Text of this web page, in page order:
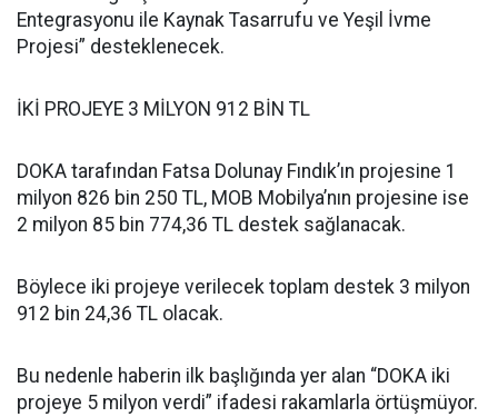
Entegrasyonu ile Kaynak Tasarrufu ve Yeşil İvme
Projesi” desteklenecek.
İKİ PROJEYE 3 MİLYON 912 BİN TL
DOKA tarafından Fatsa Dolunay Fındık’ın projesine 1
milyon 826 bin 250 TL, MOB Mobilya’nın projesine ise
2 milyon 85 bin 774,36 TL destek sağlanacak.
Böylece iki projeye verilecek toplam destek 3 milyon
912 bin 24,36 TL olacak.
Bu nedenle haberin ilk başlığında yer alan “DOKA iki
projeye 5 milyon verdi” ifadesi rakamlarla örtüşmüyor.